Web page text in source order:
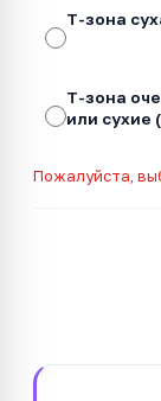
Т-зона
Т-зона
или сухие
Пожалуйста,